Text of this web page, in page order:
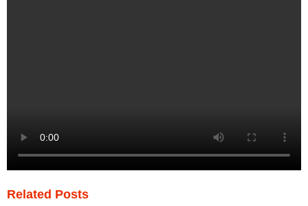
Related Posts